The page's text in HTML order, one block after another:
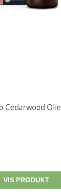
Cedarwood Olie
VIS PRODUKT